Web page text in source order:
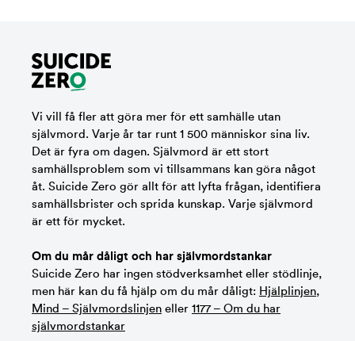
Vi vill få fler att göra mer för ett samhälle utan
självmord. Varje år tar runt 1 500 människor sina liv.
Det är fyra om dagen. Självmord är ett stort
samhällsproblem som vi tillsammans kan göra något
åt. Suicide Zero gör allt för att lyfta frågan, identifiera
samhällsbrister och sprida kunskap. Varje självmord
är ett för mycket.
Om du mår dåligt och har självmordstankar
Suicide Zero har ingen stödverksamhet eller stödlinje,
men här kan du få hjälp om du mår dåligt: Hjälplinjen,
Mind – Självmordslinjen eller 1177 – Om du har
självmordstankar